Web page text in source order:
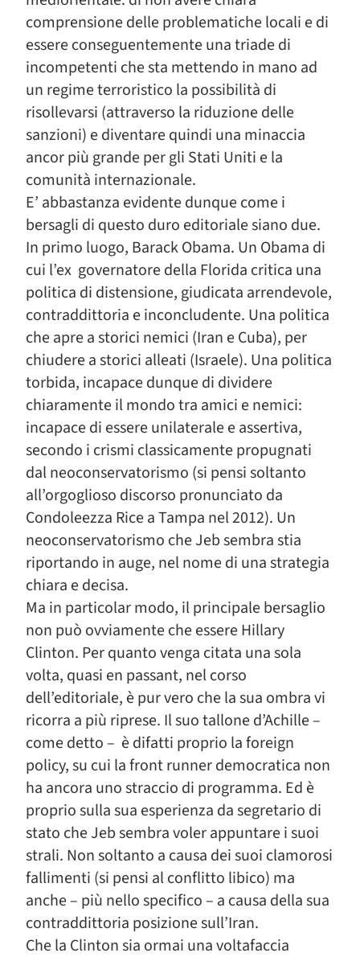
comprensione delle problematiche locali e di
essere conseguentemente una triade di
incompetenti che sta mettendo in mano ad
un regime terroristico la possibilità di
risollevarsi (attraverso la riduzione delle
sanzioni) e diventare quindi una minaccia
ancor più grande per gli Stati Uniti e la
comunità internazionale.
E’ abbastanza evidente dunque come i
bersagli di questo duro editoriale siano due.
In primo luogo, Barack Obama. Un Obama di
cui l’ex governatore della Florida critica una
politica di distensione, giudicata arrendevole,
contraddittoria e inconcludente. Una politica
che apre a storici nemici (Iran e Cuba), per
chiudere a storici alleati (Israele). Una politica
torbida, incapace dunque di dividere
chiaramente il mondo tra amici e nemici:
incapace di essere unilaterale e assertiva,
secondo i crismi classicamente propugnati
dal neoconservatorismo (si pensi soltanto
all’orgoglioso discorso pronunciato da
Condoleezza Rice a Tampa nel 2012). Un
neoconservatorismo che Jeb sembra stia
riportando in auge, nel nome di una strategia
chiara e decisa.
Ma in particolar modo, il principale bersaglio
non può ovviamente che essere Hillary
Clinton. Per quanto venga citata una sola
volta, quasi en passant, nel corso
dell’editoriale, è pur vero che la sua ombra vi
ricorra a più riprese. Il suo tallone d’Achille –
come detto – è difatti proprio la foreign
policy, su cui la front runner democratica non
ha ancora uno straccio di programma. Ed è
proprio sulla sua esperienza da segretario di
stato che Jeb sembra voler appuntare i suoi
strali. Non soltanto a causa dei suoi clamorosi
fallimenti (si pensi al conflitto libico) ma
anche – più nello specifico – a causa della sua
contraddittoria posizione sull’Iran.
Che la Clinton sia ormai una voltafaccia